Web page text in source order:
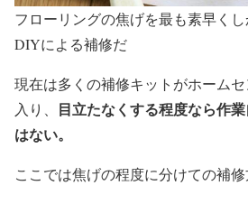
フローリングの焦げを最も素早く
DIYによる補修だ
現在は多くの補修キットがホーム
入り、 目立たなくする程度なら作
はない。
ここでは焦げの程度に分けての補修